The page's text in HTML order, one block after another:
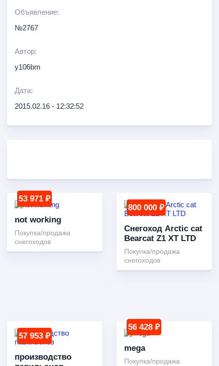
Объявление:
№2767
Автор:
y106bm
Дата:
2015.02.16 - 12:32:52
53 971 ₽
not working
Покупка/продажа
снегоходов
800 000 ₽
Снегоход Arctic cat
Bearcat Z1 XT LTD
Покупка/продажа
снегоходов
57 953 ₽
производство
56 428 ₽
mega
Покупка/продажа